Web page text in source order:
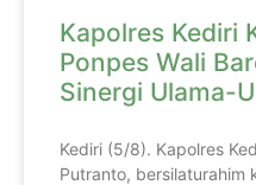
Kapolres Kediri
Ponpes Wali
Sinergi Ulama-
Kediri (5/8). Kapolres
Putranto, bersilaturahim